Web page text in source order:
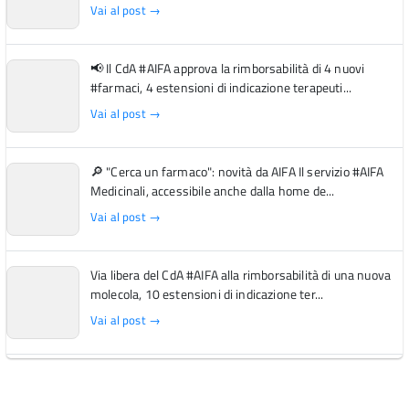
Vai al post →
📢 Il CdA #AIFA approva la rimborsabilità di 4 nuovi
#farmaci, 4 estensioni di indicazione terapeuti...
Vai al post →
🔎 "Cerca un farmaco": novità da AIFA Il servizio #AIFA
Medicinali, accessibile anche dalla home de...
Vai al post →
Via libera del CdA #AIFA alla rimborsabilità di una nuova
molecola, 10 estensioni di indicazione ter...
Vai al post →